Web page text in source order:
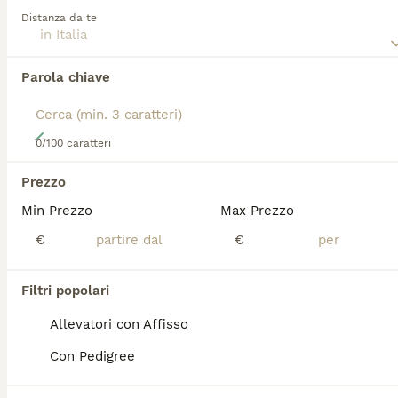
Distanza da te
Parola chiave
0/100 caratteri
Prezzo
Min Prezzo
€
Max Prezzo
€
Filtri popolari
Allevatori con Affisso
Con Pedigree
domestici e compagni fedeli adatti a condividere una casa
con il bonus aggiunto che sono noti per essere buoni con i
Leggi lanostra pagina di consigli sul Rhodesian Ridgeback
Rhodesian Ridgeback
11 settimane 1 1200 €